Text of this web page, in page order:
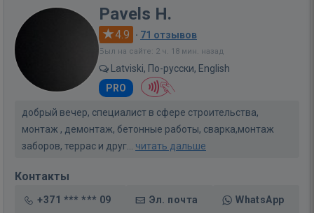
Pavels H.
4.9 · 71 отзывов
Был на сайте: 2 ч. 18 мин. назад
Latviski, По-русски, English
PRO
добрый вечер, специалист в сфере строительства,
монтаж , демонтаж, бетонные работы, сварка,монтаж
заборов, террас и друг... читать дальше
Контакты
+371 *** *** 09 Эл. почта WhatsApp